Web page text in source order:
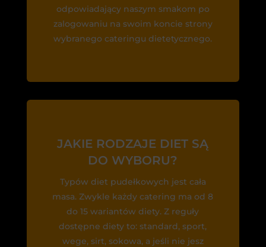
odpowiadający naszym smakom po
zalogowaniu na swoim koncie strony
wybranego cateringu dietetycznego.
JAKIE RODZAJE DIET SĄ
DO WYBORU?
Typów diet pudełkowych jest cała
masa. Zwykle każdy catering ma od 8
do 15 wariantów diety. Z reguły
dostępne diety to: standard, sport,
wege, sirt, sokowa, a jeśli nie jesz